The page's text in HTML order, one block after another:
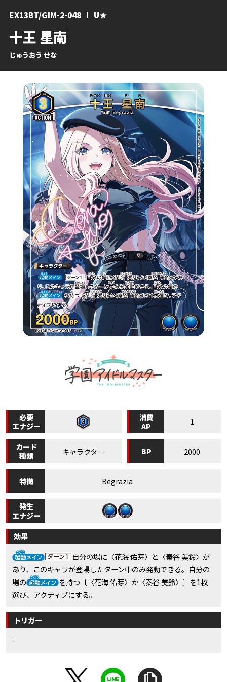
十王 星南
じゅうおう せな
EX13BT/GIM-2-048 U★
必要
エナジー
消費
AP
1
カード
種類
キャラクター BP 2000
特徴 Begrazia
発生
エナジー
効果
自分の場に〈花海 佑芽〉と〈秦谷 美鈴〉が
あり、このキャラが登場したターン中のみ発動できる。自分の
場の
を持つ〔〈花海 佑芽〉か〈秦谷 美鈴〉〕を1枚
選び、アクティブにする。
トリガー
-